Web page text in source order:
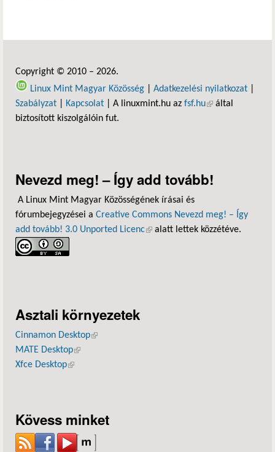
Copyright © 2010 – 2026.
Linux Mint Magyar Közösség
Adatkezelési nyilatkozat
Szabályzat
Kapcsolat | A linuxmint.hu az fsf.hu(külső hivatkozás)
által
biztosított kiszolgálóin fut.
Nevezd meg! – Így add tovább!
A Linux Mint Magyar Közösségének írásai és
fórumbejegyzései a Creative Commons Nevezd meg! – Így
add tovább! 3.0 Unported Licenc(külső hivatkozás)
alatt lettek közzétéve.
Asztali környezetek
Cinnamon Desktop(külső hivatkozás)
MATE Desktop(külső hivatkozás)
Xfce Desktop(külső hivatkozás)
Kövess minket